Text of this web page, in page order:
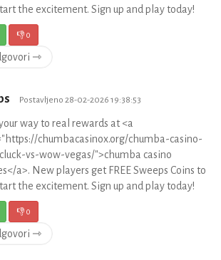
the excitement. Sign up and play today!
👎0
⇾
Postavljeno 28-02-2026 19:38:53
way to real rewards at <a
chumbacasinox.org/chumba-casino-
vs-wow-vegas/">chumba casino
a>. New players get FREE Sweeps Coins to
the excitement. Sign up and play today!
👎0
⇾